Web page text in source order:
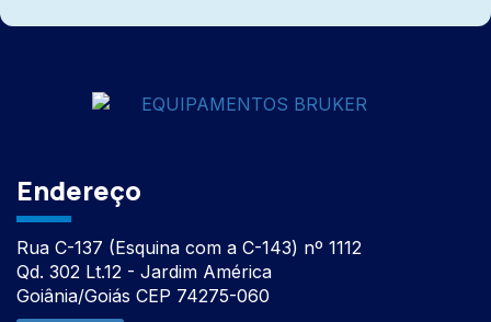
Endereço
Rua C-137 (Esquina com a C-143) nº 1112
Qd. 302 Lt.12 - Jardim América
Goiânia/Goiás CEP 74275-060